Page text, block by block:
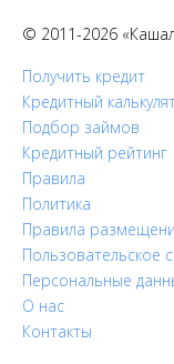
© 2011-2026
Получить кредит
Кредитный
Подбор займов
Кредитный рейтинг
Правила
Политика
Правила
Пользовательское
Персональные
О нас
Контакты